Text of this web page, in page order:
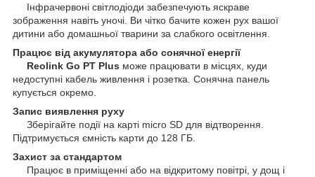
Інфрачервоні світлодіоди забезпечують яскраве
зображення навіть уночі. Ви чітко бачите кожен рух вашої
дитини або домашньої тварини за слабкого освітлення.
Працює від акумулятора або сонячної енергії
Reolink Go PT Plus може працювати в місцях, куди
недоступні кабель живлення і розетка. Сонячна панель
купується окремо.
Запис виявлення руху
Зберігайте події на карті micro SD для відтворення.
Підтримується ємність карти до 128 ГБ.
Захист за стандартом
Працює в приміщенні або на відкритому повітрі, у дощ і